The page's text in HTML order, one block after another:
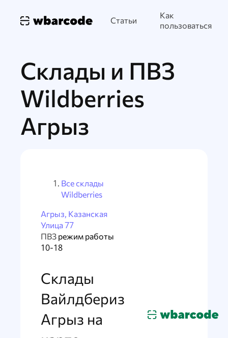
Статьи
Как
пользоваться
Склады и ПВЗ
Wildberries
Агрыз
Все склады
Wildberries
Агрыз, Казанская
Улица 77
ПВЗ режим работы
10-18
Склады
Вайлдбериз
Агрыз на